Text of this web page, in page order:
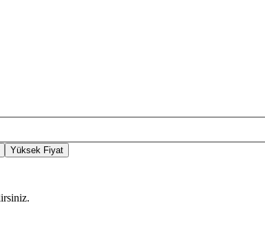
Yüksek Fiyat